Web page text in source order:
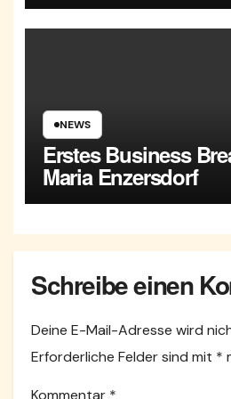
NEWS
Erstes Business
Maria Enzersdorf
Schreibe einen
Deine E-Mail-Adresse wird
Erforderliche Felder sind mit *
Kommentar *